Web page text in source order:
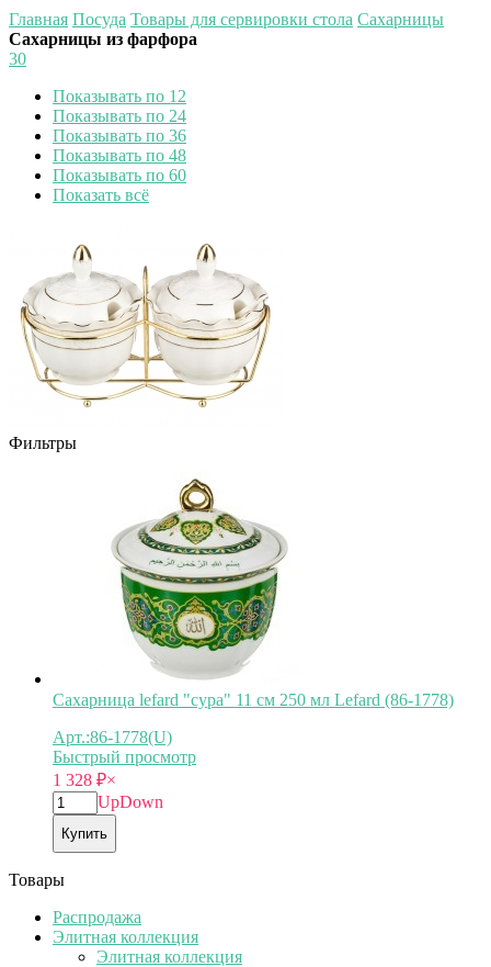
Главная Посуда Товары для сервировки стола Сахарницы
Сахарницы из фарфора
30
Показывать по 12
Показывать по 24
Показывать по 36
Показывать по 48
Показывать по 60
Показать всё
Фильтры
Сахарница lefard "сура" 11 см 250 мл Lefard (86-1778)
Арт.:86-1778(U)
Быстрый просмотр
1 328 ₽×
UpDown
Купить
Товары
Распродажа
Элитная коллекция
Элитная коллекция